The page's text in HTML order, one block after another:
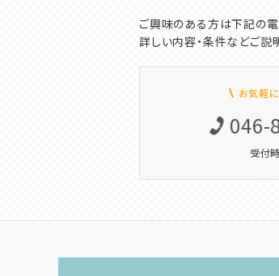
ご興味のある方は下記の電
詳しい内容・条件などご説
お気軽
046-
受付